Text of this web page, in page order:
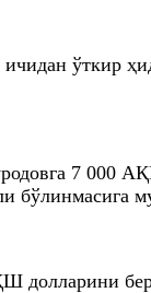
ўткир
7 000
бўлинмасига
долларини